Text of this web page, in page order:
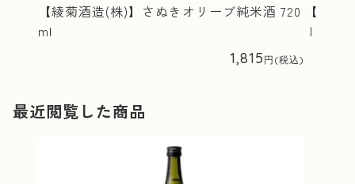
【綾菊酒造(株)】さぬきオリーブ純米酒 720
ml
1,815
【西
ｌ
最近閲覧した商品